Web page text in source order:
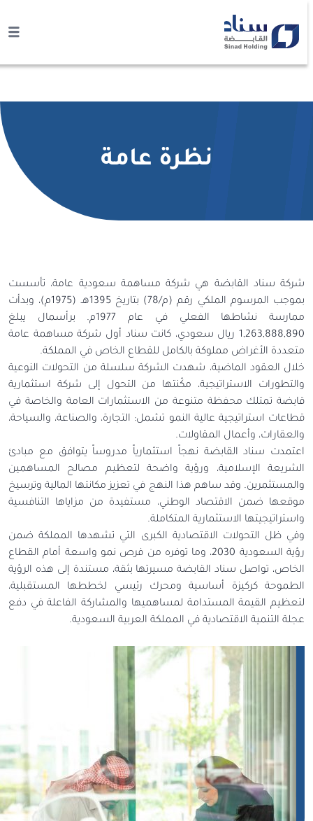
نظرة عامة
شركة سناد القابضة هي شركة مساهمة سعودية عامة، تأسست
بموجب المرسوم الملكي رقم (م/78) بتاريخ 1395هـ (1975م)، وبدأت
ممارسة نشاطها الفعلي في عام 1977م. برأسمال يبلغ
1,263,888,890 ريال سعودي، كانت سناد أول شركة مساهمة عامة
متعددة الأغراض مملوكة بالكامل للقطاع الخاص في المملكة.
خلال العقود الماضية، شهدت الشركة سلسلة من التحولات النوعية
والتطورات الاستراتيجية، مكّنتها من التحول إلى شركة استثمارية
قابضة تمتلك محفظة متنوعة من الاستثمارات العامة والخاصة في
قطاعات استراتيجية عالية النمو تشمل: التجارة، والصناعة، والسياحة،
والعقارات، وأعمال المقاولات.
اعتمدت سناد القابضة نهجاً استثمارياً مدروساً يتوافق مع مبادئ
الشريعة الإسلامية، ورؤية واضحة لتعظيم مصالح المساهمين
والمستثمرين. وقد ساهم هذا النهج في تعزيز مكانتها المالية وترسيخ
موقعها ضمن الاقتصاد الوطني، مستفيدة من مزاياها التنافسية
واستراتيجيتها الاستثمارية المتكاملة.
وفي ظل التحولات الاقتصادية الكبرى التي تشهدها المملكة ضمن
رؤية السعودية 2030، وما توفره من فرص نمو واسعة أمام القطاع
الخاص، تواصل سناد القابضة مسيرتها بثقة، مستندة إلى هذه الرؤية
الطموحة كركيزة أساسية ومحرك رئيسي لخططها المستقبلية،
لتعظيم القيمة المستدامة لمساهميها والمشاركة الفاعلة في دفع
عجلة التنمية الاقتصادية في المملكة العربية السعودية.